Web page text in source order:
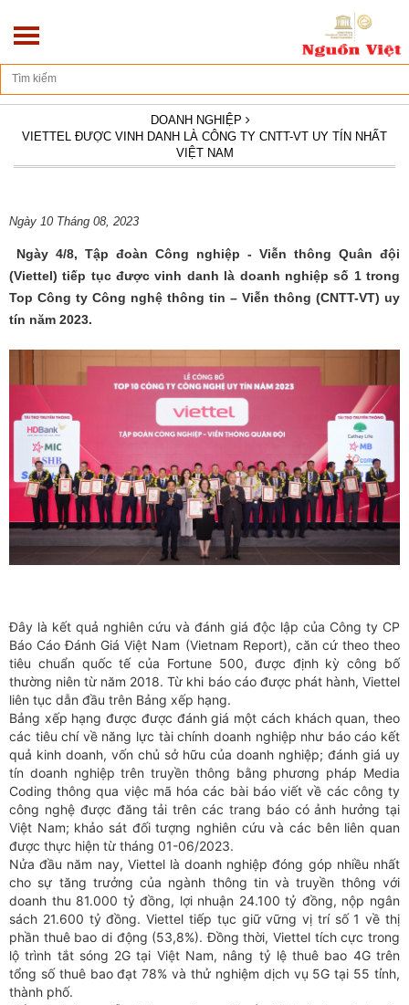
Địa chỉ: Số 270/10D - Hoàng Hoa Thám - Ba Đình - Hà Nội
DOANH NGHIỆP
VIETTEL ĐƯỢC VINH DANH LÀ CÔNG TY CNTT-VT UY TÍN NHẤT
VIỆT NAM
Ngày 10 Tháng 08, 2023
Ngày 4/8, Tập đoàn Công nghiệp - Viễn thông Quân đội
(Viettel) tiếp tục được vinh danh là doanh nghiệp số 1 trong
Top Công ty Công nghệ thông tin – Viễn thông (CNTT-VT) uy
tín năm 2023.
Đây là kết quả nghiên cứu và đánh giá độc lập của Công ty CP
Báo Cáo Đánh Giá Việt Nam (Vietnam Report), căn cứ theo theo
tiêu chuẩn quốc tế của Fortune 500, được định kỳ công bố
thường niên từ năm 2018. Từ khi báo cáo được phát hành, Viettel
liên tục dẫn đầu trên Bảng xếp hạng.
Bảng xếp hạng được được đánh giá một cách khách quan, theo
các tiêu chí về năng lực tài chính doanh nghiệp như báo cáo kết
quả kinh doanh, vốn chủ sở hữu của doanh nghiệp; đánh giá uy
tín doanh nghiệp trên truyền thông bằng phương pháp Media
Coding thông qua việc mã hóa các bài báo viết về các công ty
công nghệ được đăng tải trên các trang báo có ảnh hưởng tại
Việt Nam; khảo sát đối tượng nghiên cứu và các bên liên quan
được thực hiện từ tháng 01-06/2023.
Nửa đầu năm nay, Viettel là doanh nghiệp đóng góp nhiều nhất
cho sự tăng trưởng của ngành thông tin và truyền thông với
doanh thu 81.000 tỷ đồng, lợi nhuận 24.100 tỷ đồng, nộp ngân
sách 21.600 tỷ đồng. Viettel tiếp tục giữ vững vị trí số 1 về thị
phần thuê bao di động (53,8%). Đồng thời, Viettel tích cực trong
lộ trình tắt sóng 2G tại Việt Nam, nâng tỷ lệ thuê bao 4G trên
tổng số thuê bao đạt 78% và thử nghiệm dịch vụ 5G tại 55 tỉnh,
thành phố.